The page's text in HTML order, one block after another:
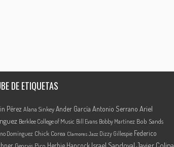
DE ETIQUETAS
Pérez Alana Sinkey Ander García Antonio Serrano Ariel
Berklee College of Music Bill Evans Bobby Martínez Bob Sands
Domínguez Chick Corea Clamores Jazz Dizzy Gillespie Federico
Israel Sandoval